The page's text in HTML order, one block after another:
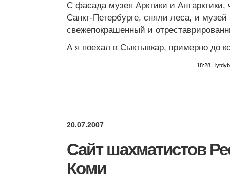
С фасада музея Арктики и Антарктики,
Санкт-Петербурге, сняли леса, и музей
свежепокрашенный и
А я поехал в Сыктывкар, примерно до
18:28 |
20.07.2007
Сайт шахматистов
Коми